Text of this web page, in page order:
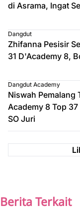
di Asrama, Ingat
Dangdut
Zhifanna Pesisir
31 D'Academy 8,
Dangdut Academy
Niswah Pemalang
Academy 8 Top
SO Juri
Berita Terkait